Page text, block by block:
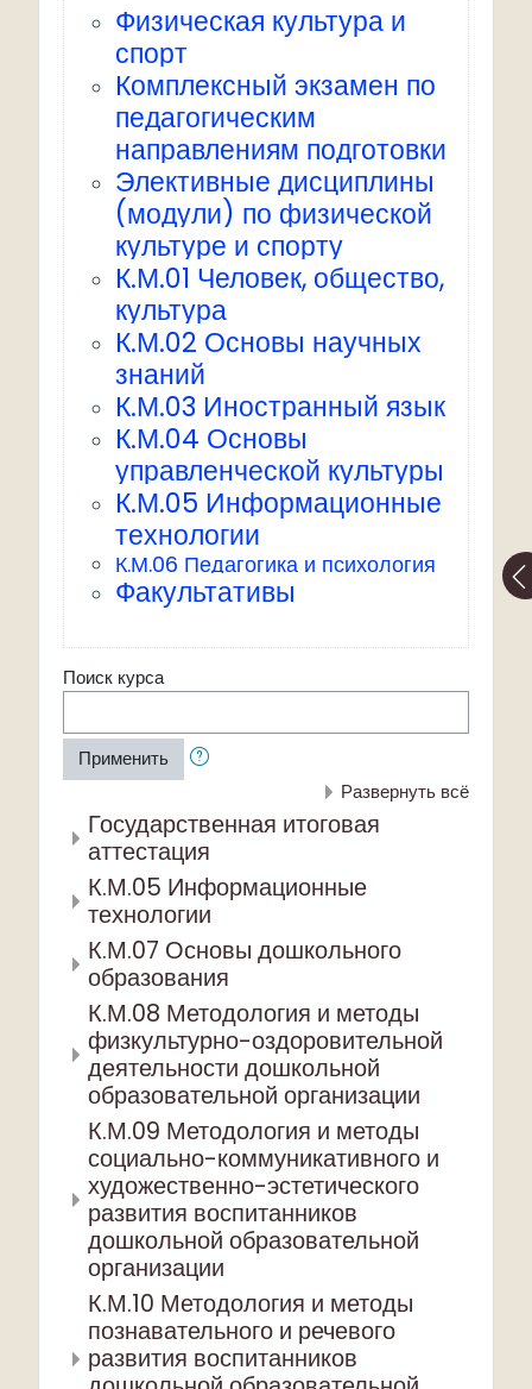
Физическая культура и
спорт
Комплексный экзамен по
педагогическим
направлениям подготовки
Элективные дисциплины
(модули) по физической
культуре и спорту
К.М.01 Человек, общество,
культура
К.М.02 Основы научных
знаний
К.М.03 Иностранный язык
К.М.04 Основы
управленческой культуры
К.М.05 Информационные
технологии
К.М.06 Педагогика и психология
Факультативы
Поиск курса
Применить
Развернуть всё
Государственная итоговая
аттестация
К.М.05 Информационные
технологии
К.М.07 Основы дошкольного
образования
К.М.08 Методология и методы
физкультурно-оздоровительной
деятельности дошкольной
образовательной организации
К.М.09 Методология и методы
социально-коммуникативного и
художественно-эстетического
развития воспитанников
дошкольной образовательной
организации
К.М.10 Методология и методы
познавательного и речевого
развития воспитанников